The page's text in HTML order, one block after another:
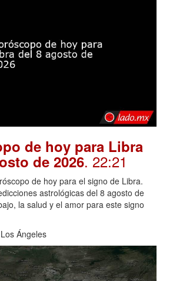
de hoy para Libra
de 2026. 22:21
de hoy para el signo de Libra.
astrológicas del 8 agosto de
la salud y el amor para este signo
Ángeles